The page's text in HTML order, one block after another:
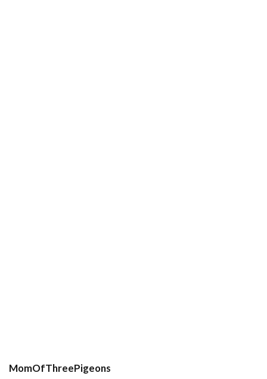
MomOfThreePigeons